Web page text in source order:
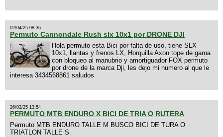
02/04/25 08:36
Permuto Cannondale Rush slx 10x1 por DRONE DJI
Hola permuto esta Bici por falta de uso, tiene SLX
10x1, llantas y frenos LX, Horquilla Axon tope de gama
con bloqueo al manubrio y amortiguador FOX permuto
por drone de la marca Dji, les dejo mi numero al que le
interesa 3434568861 saludos
26/02/25 13:54
PERMUTO MTB ENDURO X BICI DE TRIA O RUTERA
Permuto MTB ENDURO TALLE M BUSCO BICI DE TURA O
TRIATLON TALLE S.